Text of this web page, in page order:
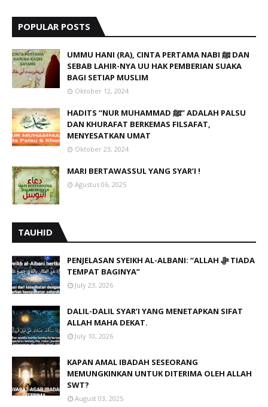
POPULAR POSTS
UMMU HANI (RA), CINTA PERTAMA NABI ﷺ DAN
SEBAB LAHIR-NYA UU HAK PEMBERIAN SUAKA
BAGI SETIAP MUSLIM
Oktober 12, 2024
HADITS “NUR MUHAMMAD ﷺ” ADALAH PALSU
DAN KHURAFAT BERKEMAS FILSAFAT,
MENYESATKAN UMAT
Oktober 23, 2024
MARI BERTAWASSUL YANG SYAR’I !
Agustus 06, 2025
TAUHID
PENJELASAN SYEIKH AL-ALBANI: “ALLAH ﷻ TIADA
TEMPAT BAGINYA”
July 23, 2026
DALIL-DALIL SYAR’I YANG MENETAPKAN SIFAT
ALLAH MAHA DEKAT.
July 10, 2026
KAPAN AMAL IBADAH SESEORANG
MEMUNGKINKAN UNTUK DITERIMA OLEH ALLAH
SWT?
August 03, 2025